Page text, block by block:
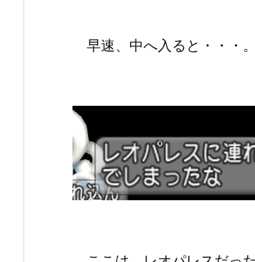
早速、中へ入ると・・・。